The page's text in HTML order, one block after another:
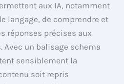
aux IA, notamment
langage, de comprendre et
réponses précises aux
un balisage schema
sensiblement la
soit repris